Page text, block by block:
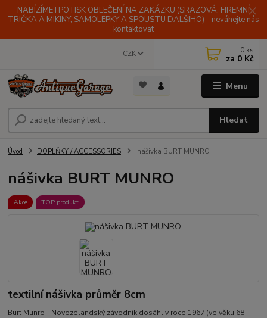
NABÍZÍME I POTISK OBLEČENÍ NA ZAKÁZKU (SRAZOVÁ, FIREMNÍ
TRIČKA A MIKINY, SAMOLEPKY A SPOUSTU DALŠÍHO) - neváhejte nás
kontaktovat
Menu
CZK
Hledat
0 ks
za 0 Kč
Úvod DOPLŇKY / ACCESSORIES nášivka BURT MUNRO
nášivka BURT MUNRO
Akce TOP produkt
textilní nášivka průměr 8cm
Burt Munro - Novozélandský závodník dosáhl v roce 1967 (ve věku 68